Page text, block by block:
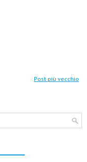
Post più vecchio